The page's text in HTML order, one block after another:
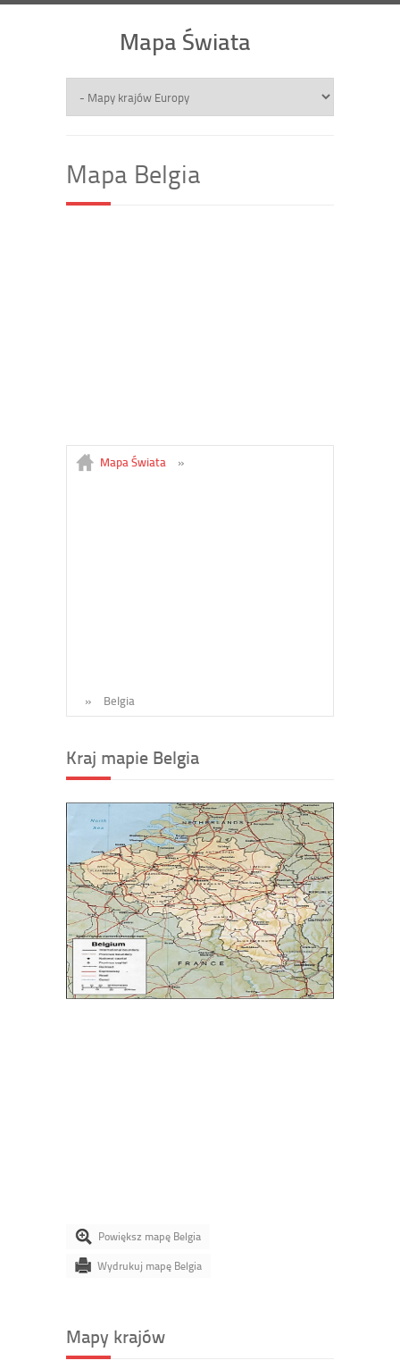
Mapa Świata
Mapa Belgia
Mapa Świata »
» Belgia
Kraj mapie Belgia
Powiększ mapę Belgia
Wydrukuj mapę Belgia
Mapy krajów